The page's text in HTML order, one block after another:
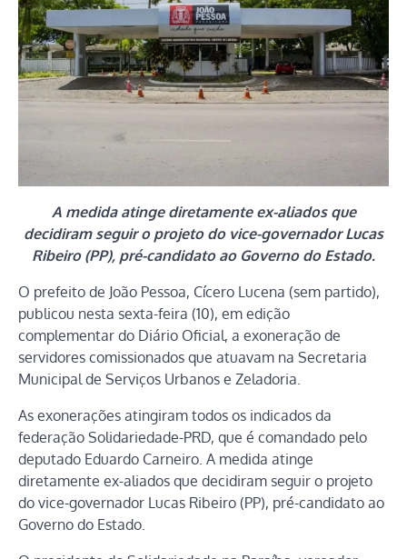
A medida atinge diretamente ex-aliados que
decidiram seguir o projeto do vice-governador Lucas
Ribeiro (PP), pré-candidato ao Governo do Estado.
O prefeito de João Pessoa, Cícero Lucena (sem partido),
publicou nesta sexta-feira (10), em edição
complementar do Diário Oficial, a exoneração de
servidores comissionados que atuavam na Secretaria
Municipal de Serviços Urbanos e Zeladoria.
As exonerações atingiram todos os indicados da
federação Solidariedade-PRD, que é comandado pelo
deputado Eduardo Carneiro. A medida atinge
diretamente ex-aliados que decidiram seguir o projeto
do vice-governador Lucas Ribeiro (PP), pré-candidato ao
Governo do Estado.